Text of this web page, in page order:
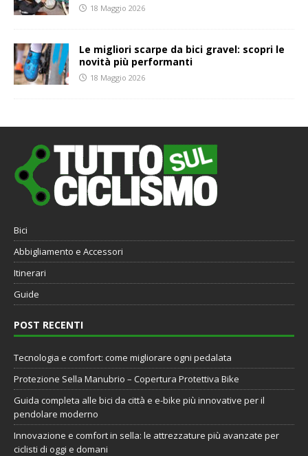
18 Maggio 2026
Le migliori scarpe da bici gravel: scopri le
novità più performanti
18 Maggio 2026
Bici
Abbigliamento e Accessori
Itinerari
Guide
POST RECENTI
Tecnologia e comfort: come migliorare ogni pedalata
Protezione Sella Manubrio – Copertura Protettiva Bike
Guida completa alle bici da città e e-bike più innovative per il
pendolare moderno
Innovazione e comfort in sella: le attrezzature più avanzate per
ciclisti di oggi e domani